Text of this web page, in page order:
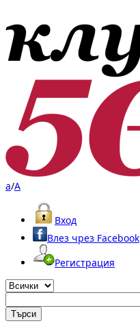
a/A
Вход
Влез чрез Facebook
Регистрация